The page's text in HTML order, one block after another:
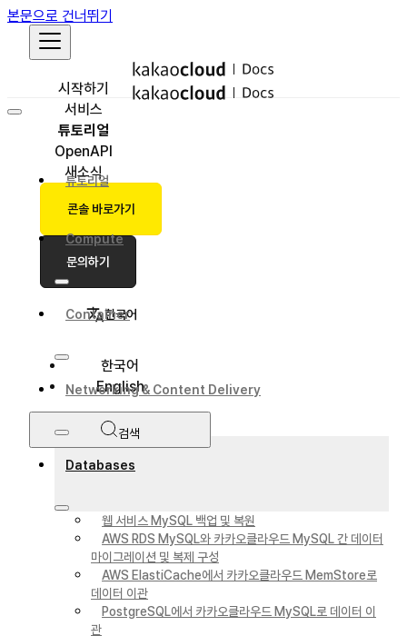
본문으로 건너뛰기
시작하기
서비스
튜토리얼
OpenAPI
새소식
콘솔 바로가기
문의하기
한국어
한국어
English
검색
튜토리얼
Compute
Container
Networking & Content Delivery
Databases
웹 서비스 MySQL 백업 및 복원
AWS RDS MySQL와 카카오클라우드 MySQL 간 데이터
마이그레이션 및 복제 구성
AWS ElastiCache에서 카카오클라우드 MemStore로
데이터 이관
PostgreSQL에서 카카오클라우드 MySQL로 데이터 이
관